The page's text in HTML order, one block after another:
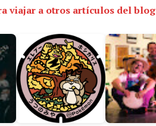
viajar a otros artículos del